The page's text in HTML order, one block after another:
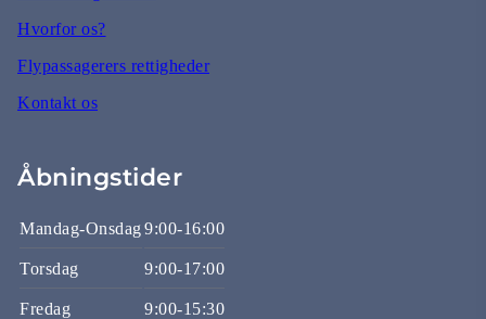
Hvorfor os?
Flypassagerers rettigheder
Kontakt os
Åbningstider
Mandag-Onsdag9:00-16:00
Torsdag 9:00-17:00
Fredag 9:00-15:30